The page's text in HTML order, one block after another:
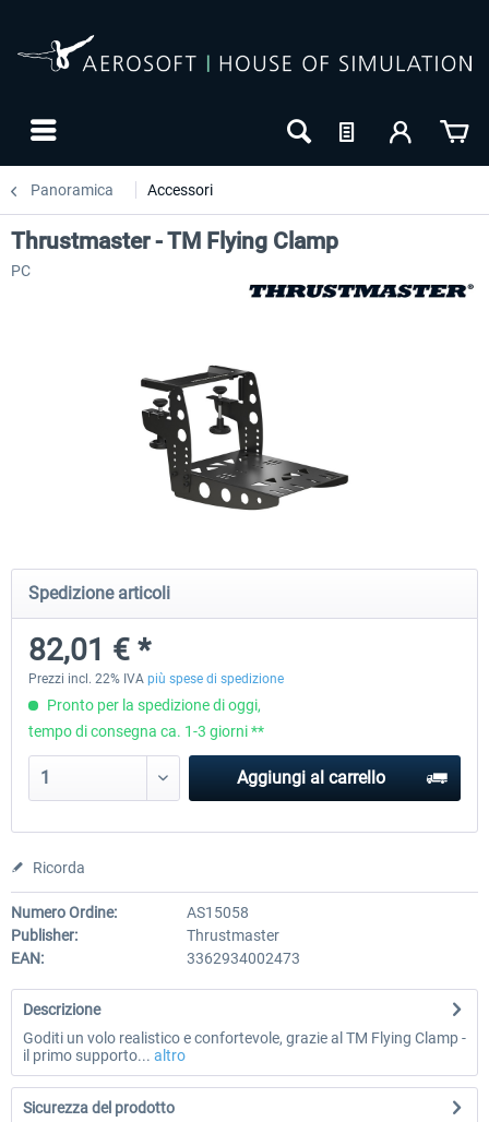
Panoramica Accessori
Honeycomb - Flight Sim USB Hub
51,25 € *
CockpitCrafters - Under-
Thrustmaster - TM Flying Clamp
PC
Spedizione articoli
82,01 € *
Prezzi incl. 22% IVA più spese di spedizione
Pronto per la spedizione di oggi,
tempo di consegna ca. 1-3 giorni **
Aggiungi al carrello
Ricorda
Numero Ordine:
AS15058
Publisher:
Thrustmaster
EAN:
3362934002473
Descrizione
Goditi un volo realistico e confortevole, grazie al TM Flying Clamp -
il primo supporto... altro
Sicurezza del prodotto